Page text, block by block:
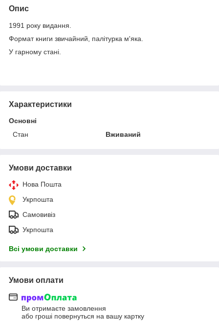
Опис
1991 року видання.
Формат книги звичайний, палітурка м'яка.
У гарному стані.
Характеристики
Основні
Стан
Вживаний
Умови доставки
Нова Пошта
Укрпошта
Самовивіз
Укрпошта
Всі умови доставки
Умови оплати
Ви отримаєте замовлення
або гроші повернуться на вашу картку